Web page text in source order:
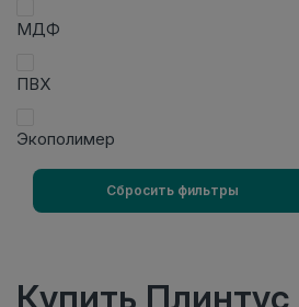
МДФ
ПВХ
Экополимер
Сбросить фильтры
Купить